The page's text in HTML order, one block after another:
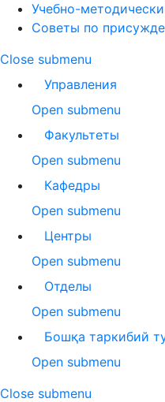
Учебно-
Советы по
Close submenu
Управления
Open submenu
Факультеты
Open submenu
Кафедры
Open submenu
Центры
Open submenu
Отделы
Open submenu
Бошқа таркибий
Open submenu
Close submenu